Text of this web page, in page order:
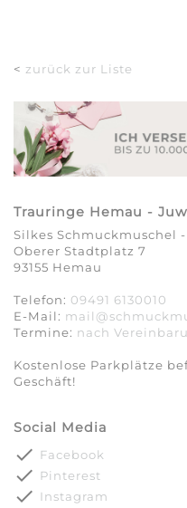
< zurück zur Liste
Trauringe Hemau -
Silkes Schmuckmuschel
Oberer Stadtplatz 7
93155 Hemau
Telefon: 09491 6130010
E-Mail:
Termine: nach
Kostenlose Parkplätze
Geschäft!
Social Media
done Facebook
done Pinterest
done Instagram